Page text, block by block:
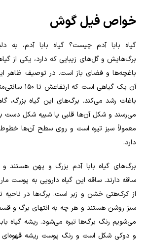
خواص فیل گوش
گیاه بابا آدم چیست؟ گیاه بابا آدم، به
برگ‌هایش و گل‌های زیبایی که دارد، یکی از
باغچه‌ها و فضای باز است. در توصیف ظاهر
آن یک گیاهی
می‌رسند و شکل آن‌ها قلبی یا شبیه شکل دست
معمولاً سبز تیره است و روی سطح آن‌ها
دارد.
برگ‌های گیاه بابا آدم بزرگ و پهن هستند
ساقه دارند. ساقه این گیاه دارویی به پوست
از کرک‌هتی خشن و زبر است. برگ‌ها در ناحیه
سبز روشن هستند و هر چه به انتهای برگ و
می‌شویم رنگ برگ‌ها تیره می‌شود. ریشه گیاه
و دوکی شکل است و رنگ پوست ریشه قهوه‌ای